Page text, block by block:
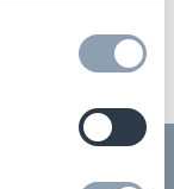
米长推车为例）